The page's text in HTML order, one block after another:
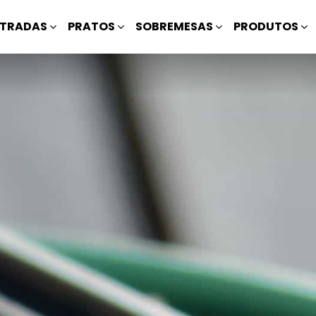
PRATOS SOBREMESAS PRODUTOS